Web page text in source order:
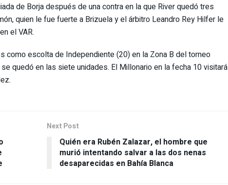
de Borja después de una contra en la que River quedó tres
quien le fue fuerte a Brizuela y el árbitro Leandro Rey Hilfer le
el VAR.
como escolta de Independiente (20) en la Zona B del torneo
quedó en las siete unidades. El Millonario en la fecha 10 visitará
Next Post
Quién era Rubén Zalazar, el hombre que
murió intentando salvar a las dos nenas
desaparecidas en Bahía Blanca